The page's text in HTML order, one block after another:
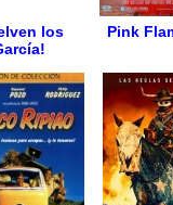
los
Pink